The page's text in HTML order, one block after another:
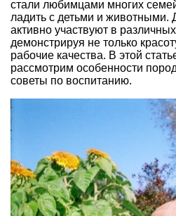
стали любимцами многих
ладить с детьми и животными.
активно участвуют в
демонстрируя не только
рабочие качества. В этой
рассмотрим особенности
советы по воспитанию.